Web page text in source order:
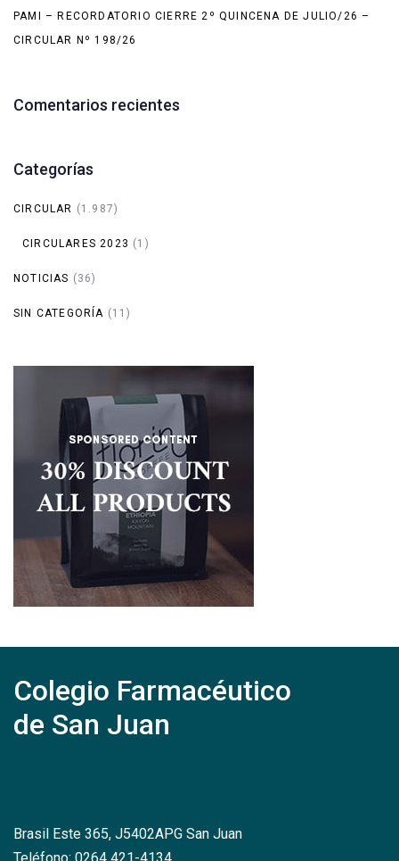
PAMI – RECORDATORIO CIERRE 2º QUINCENA DE JULIO/26 –
CIRCULAR Nº 198/26
Comentarios recientes
Categorías
CIRCULAR (1.987)
CIRCULARES 2023 (1)
NOTICIAS (36)
SIN CATEGORÍA (11)
Colegio Farmacéutico
de San Juan
Brasil Este 365, J5402APG San Juan